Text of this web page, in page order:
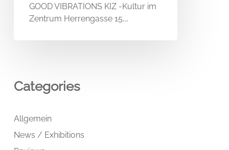
GOOD VIBRATIONS KIZ -Kultur im
Zentrum Herrengasse 15,…
Categories
Allgemein
News / Exhibitions